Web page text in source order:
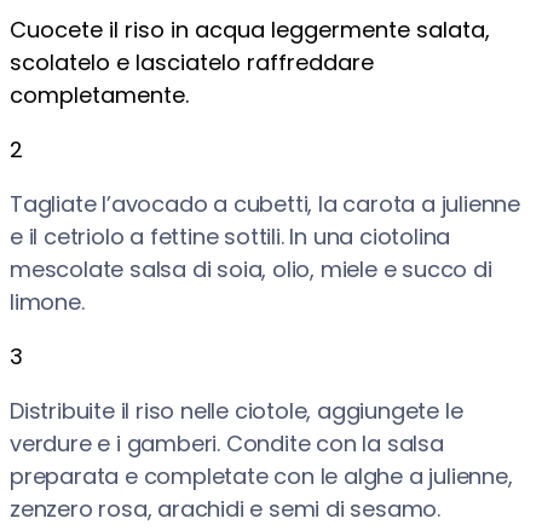
Cuocete il riso in acqua leggermente salata,
scolatelo e lasciatelo raffreddare
completamente.
2
Tagliate l’avocado a cubetti, la carota a julienne
e il cetriolo a fettine sottili. In una ciotolina
mescolate salsa di soia, olio, miele e succo di
limone.
3
Distribuite il riso nelle ciotole, aggiungete le
verdure e i gamberi. Condite con la salsa
preparata e completate con le alghe a julienne,
zenzero rosa, arachidi e semi di sesamo.